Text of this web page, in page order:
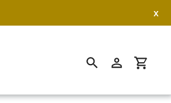
x
SuchenEinloggen